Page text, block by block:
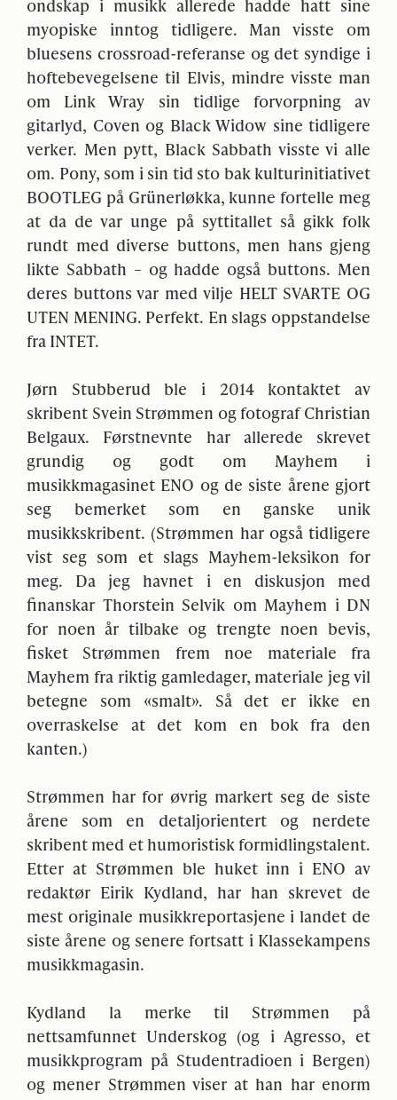
ondskap i musikk allerede hadde hatt sine
myopiske inntog tidligere. Man visste om
bluesens crossroad-referanse og det syndige i
hoftebevegelsene til Elvis, mindre visste man
om Link Wray sin tidlige forvorpning av
gitarlyd, Coven og Black Widow sine tidligere
verker. Men pytt, Black Sabbath visste vi alle
om. Pony, som i sin tid sto bak kulturinitiativet
BOOTLEG på Grünerløkka, kunne fortelle meg
at da de var unge på syttitallet så gikk folk
rundt med diverse buttons, men hans gjeng
likte Sabbath – og hadde også buttons. Men
deres buttons var med vilje HELT SVARTE OG
UTEN MENING. Perfekt. En slags oppstandelse
fra INTET.
Jørn Stubberud ble i 2014 kontaktet av
skribent Svein Strømmen og fotograf Christian
Belgaux. Førstnevnte har allerede skrevet
grundig og godt om Mayhem i
musikkmagasinet ENO og de siste årene gjort
seg bemerket som en ganske unik
musikkskribent. (Strømmen har også tidligere
vist seg som et slags Mayhem-leksikon for
meg. Da jeg havnet i en diskusjon med
finanskar Thorstein Selvik om Mayhem i DN
for noen år tilbake og trengte noen bevis,
fisket Strømmen frem noe materiale fra
Mayhem fra riktig gamledager, materiale jeg vil
betegne som «smalt». Så det er ikke en
overraskelse at det kom en bok fra den
kanten.)
Strømmen har for øvrig markert seg de siste
årene som en detaljorientert og nerdete
skribent med et humoristisk formidlingstalent.
Etter at Strømmen ble huket inn i ENO av
redaktør Eirik Kydland, har han skrevet de
mest originale musikkreportasjene i landet de
siste årene og senere fortsatt i Klassekampens
musikkmagasin.
Kydland la merke til Strømmen på
nettsamfunnet Underskog (og i Agresso, et
musikkprogram på Studentradioen i Bergen)
og mener Strømmen viser at han har enorm